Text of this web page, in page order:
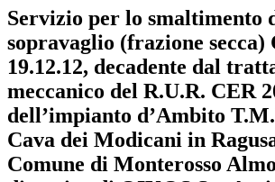
Servizio per lo smaltimento
sopravaglio (frazione secca)
19.12.12, decadente dal
meccanico del R.U.R. CER
dell’impianto d’Ambito
Cava dei Modicani in
Comune di Monterosso